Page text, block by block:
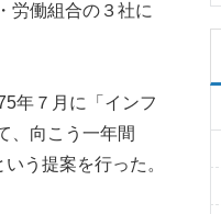
労働組合の３社に
年７月に「インフ
、向こう一年間
う提案を行った。